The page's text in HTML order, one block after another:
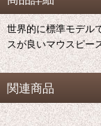
世界的に標準モデル
スが良いマウスピー
関連商品